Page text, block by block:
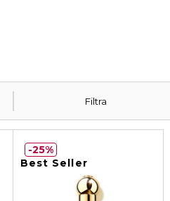
Filtra
Best Seller
25%